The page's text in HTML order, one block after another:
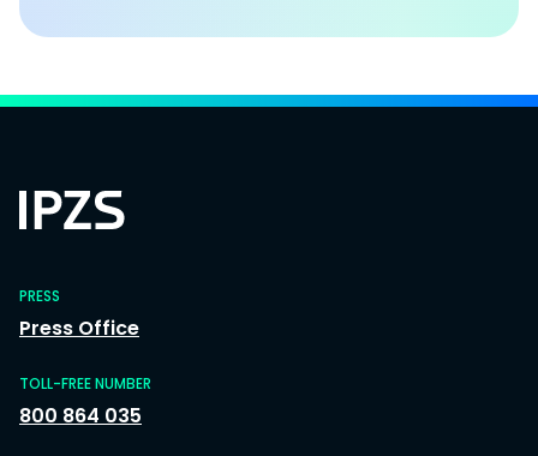
PRESS
Press Office
TOLL-FREE NUMBER
800 864 035